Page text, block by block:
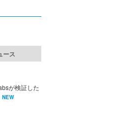
ース
が検証した
NEW